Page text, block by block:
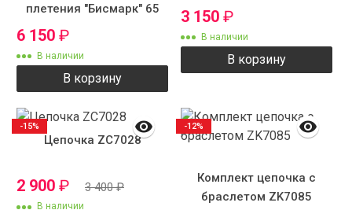
плетения "Бисмарк" 65
см 12 мм 110 г.
6 150 ₽
В наличии
В корзину
3 150 ₽
В наличии
В корзину
Цепочка ZC7028
2 900 ₽ 3 400₽
В наличии
-15%
Комплект цепочка с
браслетом ZK7085
-12%